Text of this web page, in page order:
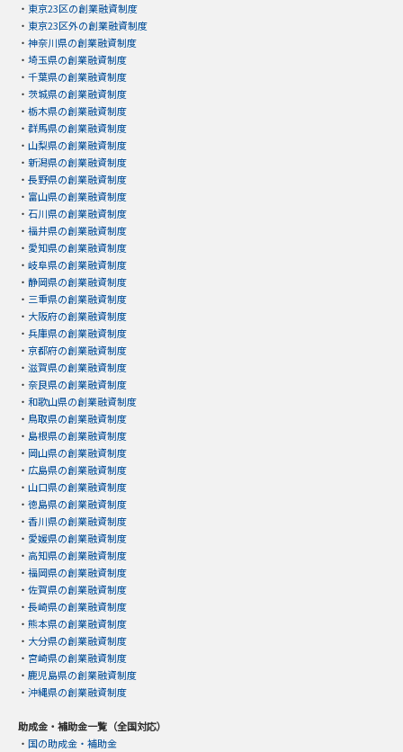
・ 東京23区の創業融資制度
・ 東京23区外の創業融資制度
・ 神奈川県の創業融資制度
・ 埼玉県の創業融資制度
・ 千葉県の創業融資制度
・ 茨城県の創業融資制度
・ 栃木県の創業融資制度
・ 群馬県の創業融資制度
・ 山梨県の創業融資制度
・ 新潟県の創業融資制度
・ 長野県の創業融資制度
・ 富山県の創業融資制度
・ 石川県の創業融資制度
・ 福井県の創業融資制度
・ 愛知県の創業融資制度
・ 岐阜県の創業融資制度
・ 静岡県の創業融資制度
・ 三重県の創業融資制度
・ 大阪府の創業融資制度
・ 兵庫県の創業融資制度
・ 京都府の創業融資制度
・ 滋賀県の創業融資制度
・ 奈良県の創業融資制度
・ 和歌山県の創業融資制度
・ 鳥取県の創業融資制度
・ 島根県の創業融資制度
・ 岡山県の創業融資制度
・ 広島県の創業融資制度
・ 山口県の創業融資制度
・ 徳島県の創業融資制度
・ 香川県の創業融資制度
・ 愛媛県の創業融資制度
・ 高知県の創業融資制度
・ 福岡県の創業融資制度
・ 佐賀県の創業融資制度
・ 長崎県の創業融資制度
・ 熊本県の創業融資制度
・ 大分県の創業融資制度
・ 宮崎県の創業融資制度
・ 鹿児島県の創業融資制度
・ 沖縄県の創業融資制度
助成金・補助金一覧（全国対応）
・ 国の助成金・補助金